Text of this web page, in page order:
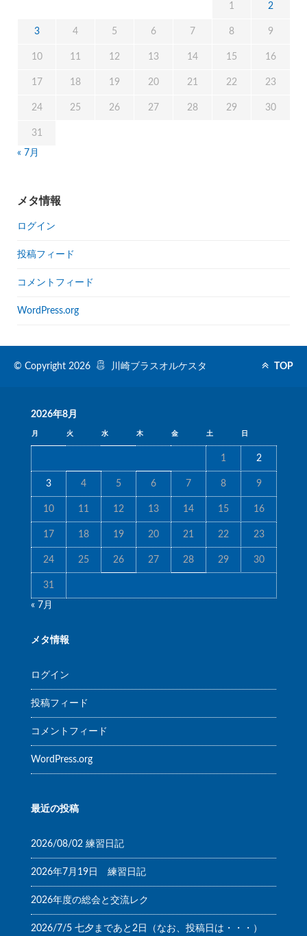
1 2
3 4 5 6 7 8 9
10 11 12 13 14 15 16
17 18 19 20 21 22 23
24 25 26 27 28 29 30
31
« 7月
メタ情報
ログイン
投稿フィード
コメントフィード
WordPress.org
© Copyright 2026 川崎ブラスオルケスタ TOP
2026年8月
月 火 水 木 金 土 日
1 2
3 4 5 6 7 8 9
10 11 12 13 14 15 16
17 18 19 20 21 22 23
24 25 26 27 28 29 30
31
« 7月
メタ情報
ログイン
投稿フィード
コメントフィード
WordPress.org
最近の投稿
2026/08/02 練習日記
2026年7月19日 練習日記
2026年度の総会と交流レク
2026/7/5 七夕まであと2日（なお、投稿日は・・・）